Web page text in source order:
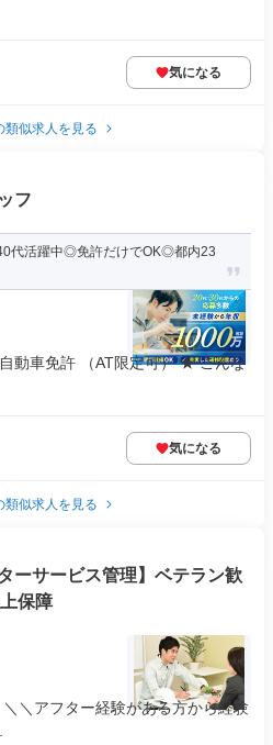
気になる
類似求人を見る
フ
代活躍中◎免許だけでOK◎都内23
動車免許 （AT限定可） ★ こんな
気になる
類似求人を見る
ーサービス管理】ベテラン歓
保障
＼アフター経験がある方から経験